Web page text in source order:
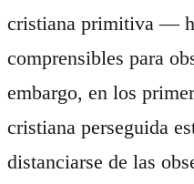
cristiana primitiva —
comprensibles para
embargo, en los
cristiana perseguida
distanciarse de las